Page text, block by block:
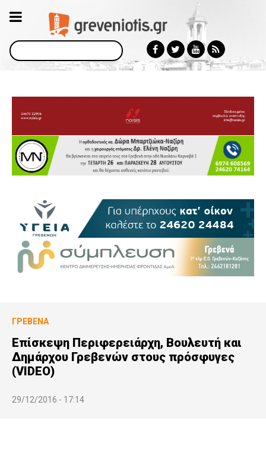
Αναζήτηση
ΓΡΕΒΕΝΆ
Επίσκεψη Περιφερειάρχη, Βουλευτή και
Δημάρχου Γρεβενών στους πρόσφυγες
(VIDEO)
29/12/2016 - 17:14